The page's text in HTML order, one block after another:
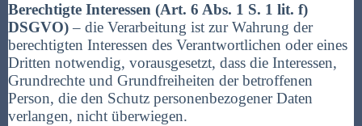
Berechtigte Interessen (Art. 6 Abs. 1 S. 1 lit. f)
DSGVO) – die Verarbeitung ist zur Wahrung der
berechtigten Interessen des Verantwortlichen oder eines
Dritten notwendig, vorausgesetzt, dass die Interessen,
Grundrechte und Grundfreiheiten der betroffenen
Person, die den Schutz personenbezogener Daten
verlangen, nicht überwiegen.